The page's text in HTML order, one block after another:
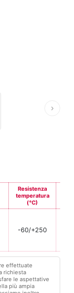
›
Resistenza
temperatura
(°C)
-60/+250
effettuate
richiesta
le aspettative
più ampia